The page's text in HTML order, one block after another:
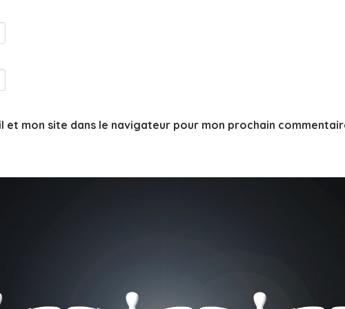
et mon site dans le navigateur pour mon prochain